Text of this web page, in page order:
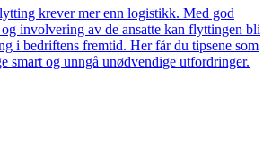
krever mer enn logistikk. Med god
involvering av de ansatte kan flyttingen bli
i bedriftens fremtid. Her får du tipsene som
smart og unngå unødvendige utfordringer.